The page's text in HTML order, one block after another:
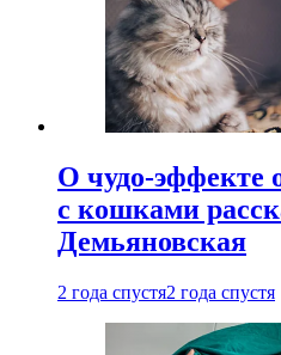
О чудо-эффекте
с кошками
Демьяновская
2 года спустя2 года спустя